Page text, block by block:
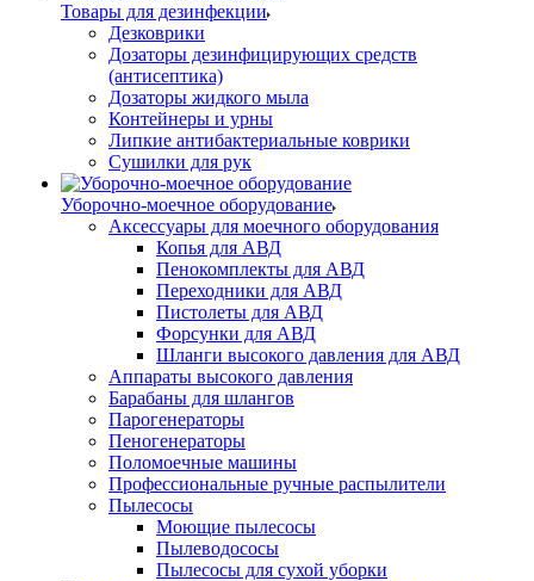
Товары для дезинфекции
Дезковрики
Дозаторы дезинфицирующих средств
(антисептика)
Дозаторы жидкого мыла
Контейнеры и урны
Липкие антибактериальные коврики
Сушилки для рук
Уборочно-моечное оборудование
Аксессуары для моечного оборудования
Копья для АВД
Пенокомплекты для АВД
Переходники для АВД
Пистолеты для АВД
Форсунки для АВД
Шланги высокого давления для АВД
Аппараты высокого давления
Барабаны для шлангов
Парогенераторы
Пеногенераторы
Поломоечные машины
Профессиональные ручные распылители
Пылесосы
Моющие пылесосы
Пылеводососы
Пылесосы для сухой уборки